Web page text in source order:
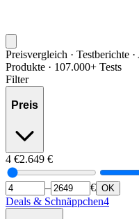
Preisvergleich · Testberichte
Produkte · 107.000+ Tests
Filter
Preis
4 €2.649 €
– € OK
Deals & Schnäppchen4